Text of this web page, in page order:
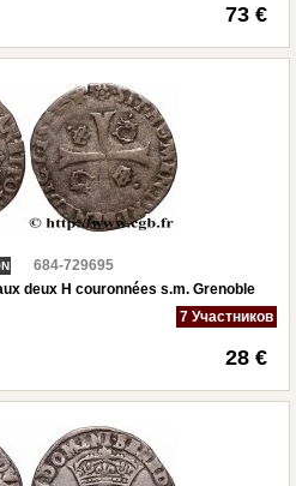
73 €
684-729695
deux H couronnées s.m. Grenoble
7 Участников
28 €